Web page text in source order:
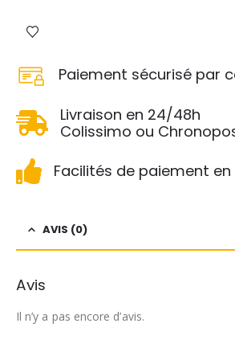
Paiement sécurisé par
Livraison en 24/48h
Colissimo ou
Facilités de paiement en
AVIS (0)
Avis
Il n’y a pas encore d’avis.